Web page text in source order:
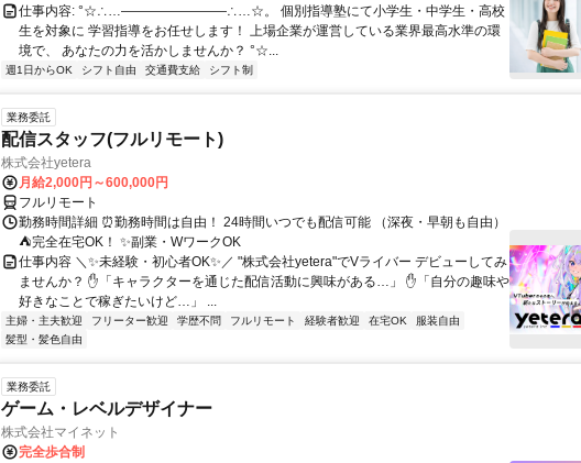
仕事内容: °☆∴…――――――――∴…☆。 個別指導塾にて小学生・中学生・高校
生を対象に 学習指導をお任せします！ 上場企業が運営している業界最高水準の環
境で、 あなたの力を活かしませんか？ °☆...
週1日からOK シフト自由 交通費支給 シフト制
業務委託
配信スタッフ(フルリモート)
株式会社yetera
月給2,000円～600,000円
フルリモート
勤務時間詳細 ⏰勤務時間は自由！ 24時間いつでも配信可能 （深夜・早朝も自由）
⛺完全在宅OK！ ✨副業・WワークOK
仕事内容 ＼✨未経験・初心者OK✨／ "株式会社yetera"でVライバー デビューしてみ
ませんか？ ✋「キャラクターを通じた配信活動に興味がある…」 ✋「自分の趣味や
好きなことで稼ぎたいけど…」 ...
主婦・主夫歓迎 フリーター歓迎 学歴不問 フルリモート 経験者歓迎 在宅OK
服装自由
髪型・髪色自由
業務委託
ゲーム・レベルデザイナー
株式会社マイネット
完全歩合制